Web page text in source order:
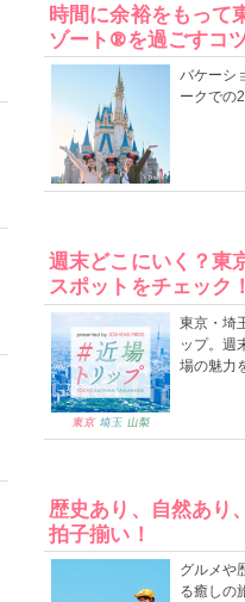
時間に余裕をもって
ゾート®を過ごすコ
バケーシ
ークでの
週末どこにいく？東
スポットをチェック！
東京・埼
ップ。週
場の魅力
歴史あり、自然あり
拍子揃い！
グルメや
る癒しの